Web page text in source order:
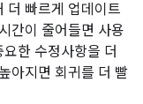
더 빠르게 업데이트
간이 줄어들면 사용
한 수정사항을 더
아지면 회귀를 더 빨